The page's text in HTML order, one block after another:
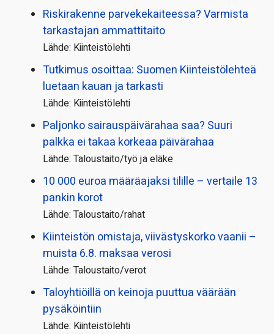
Riskirakenne parvekekaiteessa? Varmista
tarkastajan ammattitaito
Lähde: Kiinteistölehti
Tutkimus osoittaa: Suomen Kiinteistölehteä
luetaan kauan ja tarkasti
Lähde: Kiinteistölehti
Paljonko sairauspäivä­rahaa saa? Suuri
palkka ei takaa korkeaa päivärahaa
Lähde: Taloustaito/työ ja eläke
10 000 euroa määräajaksi tilille – vertaile 13
pankin korot
Lähde: Taloustaito/rahat
Kiinteistön omistaja, viivästyskorko vaanii –
muista 6.8. maksaa verosi
Lähde: Taloustaito/verot
Taloyhtiöillä on keinoja puuttua väärään
pysäköintiin
Lähde: Kiinteistölehti